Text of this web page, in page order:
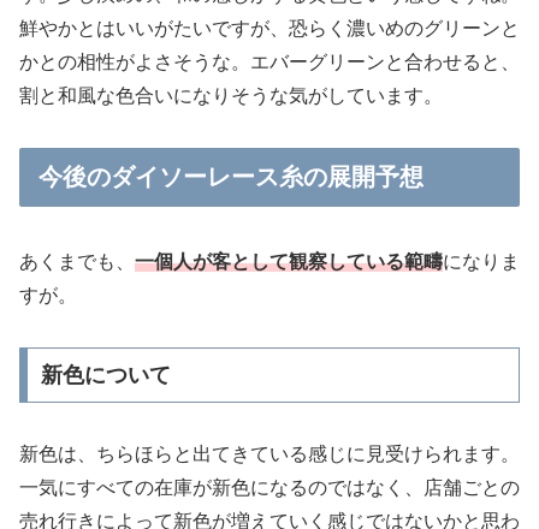
鮮やかとはいいがたいですが、恐らく濃いめのグリーンと
かとの相性がよさそうな。エバーグリーンと合わせると、
割と和風な色合いになりそうな気がしています。
今後のダイソーレース糸の展開予想
あくまでも、 一個人が客として観察している範疇になりま
すが。
新色について
新色は、ちらほらと出てきている感じに見受けられます。
一気にすべての在庫が新色になるのではなく、店舗ごとの
売れ行きによって新色が増えていく感じではないかと思わ